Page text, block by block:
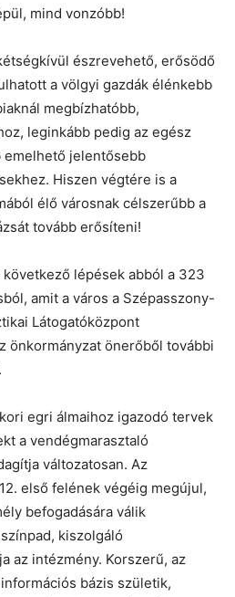
mind vonzóbb!
észrevehető, erősödő
a völgyi gazdák élénkebb
megbízhatóbb,
leginkább pedig az egész
jelentősebb
Hiszen végtére is a
élő városnak célszerűbb a
tovább erősíteni!
lépések abból a 323
amit a város a Szépasszony-
Látogatóközpont
önkormányzat önerőből további
egri álmaihoz igazodó tervek
a vendégmarasztaló
változatosan. Az
első felének végéig megújul,
befogadására válik
kiszolgáló
az intézmény. Korszerű, az
bázis születik,